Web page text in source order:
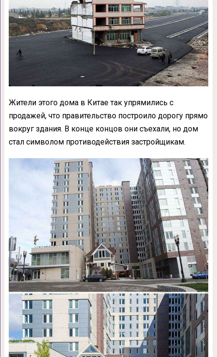
Жители этого дома в Китае так упрямились с
продажей, что правительство построило дорогу прямо
вокруг здания. В конце концов они съехали, но дом
стал символом противодействия застройщикам.